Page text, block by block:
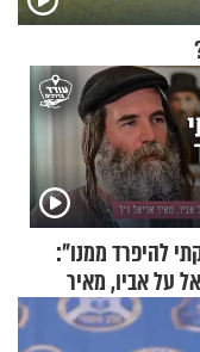
להיפרד ממנו":
על אביו, מאיר